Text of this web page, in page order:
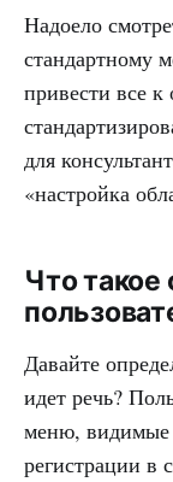
Надоело
стандартному
привести все к
для
«настройка
Что
Давайте
идет речь?
меню, видимые
регистрации в